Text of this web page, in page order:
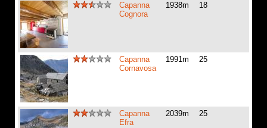
Capanna
Cognora
1938m 18
Capanna
Cornavosa
1991m 25
Capanna
Efra
2039m 25